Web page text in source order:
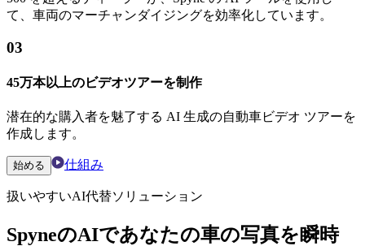
て、車両のマーチャンダイジングを効率化しています。
03
45万本以上のビデオツアーを制作
潜在的な購入者を魅了する AI 生成の自動車ビデオ ツアーを
作成します。
始める 仕組み
扱いやすいAI代替ソリューション
SpyneのAIであなたの車の写真を瞬時